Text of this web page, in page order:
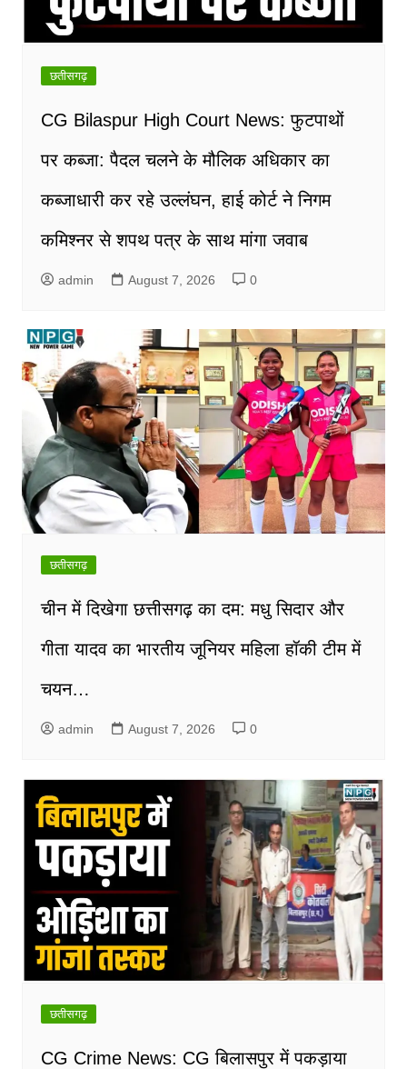
छतीसगढ़
CG Bilaspur High Court News: फुटपाथों
पर कब्जा: पैदल चलने के मौलिक अधिकार का
कब्जाधारी कर रहे उल्लंघन, हाई कोर्ट ने निगम
कमिश्नर से शपथ पत्र के साथ मांगा जवाब
admin August 7, 2026 0
छतीसगढ़
चीन में दिखेगा छत्तीसगढ़ का दम: मधु सिदार और
गीता यादव का भारतीय जूनियर महिला हॉकी टीम में
चयन…
admin August 7, 2026 0
छतीसगढ़
CG Crime News: CG बिलासपुर में पकड़ाया